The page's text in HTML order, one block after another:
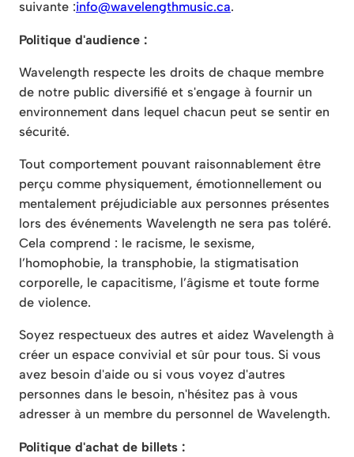
suivante :info@wavelengthmusic.ca.
Politique d'audience :
Wavelength respecte les droits de chaque membre
de notre public diversifié et s'engage à fournir un
environnement dans lequel chacun peut se sentir en
sécurité.
Tout comportement pouvant raisonnablement être
perçu comme physiquement, émotionnellement ou
mentalement préjudiciable aux personnes présentes
lors des événements Wavelength ne sera pas toléré.
Cela comprend : le racisme, le sexisme,
l’homophobie, la transphobie, la stigmatisation
corporelle, le capacitisme, l’âgisme et toute forme
de violence.
Soyez respectueux des autres et aidez Wavelength à
créer un espace convivial et sûr pour tous. Si vous
avez besoin d'aide ou si vous voyez d'autres
personnes dans le besoin, n'hésitez pas à vous
adresser à un membre du personnel de Wavelength.
Politique d'achat de billets :